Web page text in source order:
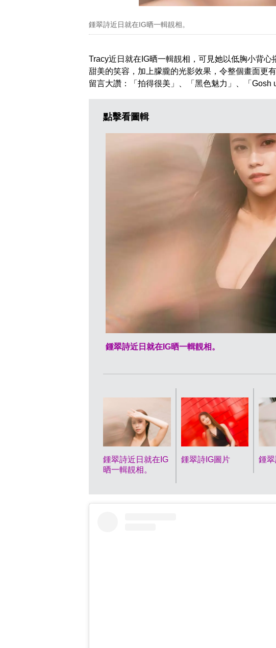
鍾翠詩近日就在IG晒一輯靚相。
Tracy近日就在IG晒一輯靚相，可見她以低胸小背
甜美的笑容，加上朦朧的光影效果，令整個畫面更
留言大讚：「拍得很美」、「黑色魅力」、「Gosh
點擊看圖輯
鍾翠詩近日就在IG晒一輯靚相。
鍾翠詩近日就在IG
晒一輯靚相。
鍾翠詩IG圖片 鍾